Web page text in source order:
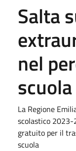
Salta
nel
scuola
La Regione
scolastico 2023-
gratuito per il
scuola